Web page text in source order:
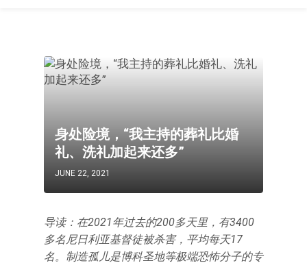
身处险境，“我主持的葬礼比婚
礼、洗礼加起来还多”
JUNE 22, 2021
导读：在2021年过去的200多天里，有3400
多名尼日利亚基督徒被杀害，平均每天17
名。制造孤儿是博科圣地等极端恐怖分子的专